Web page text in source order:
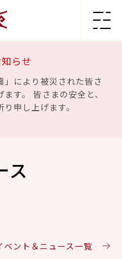
らせ
」により被災された皆さ
す。 皆さまの安全と、
申し上げます。
ス
ベント＆ニュース一覧